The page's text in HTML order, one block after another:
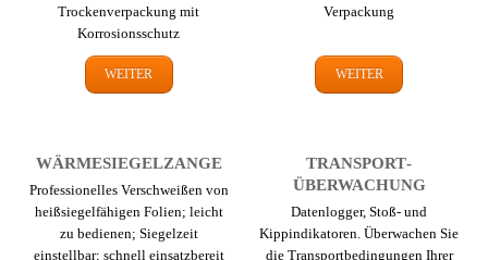
Trocken­verpackung mit
Korrosions­schutz
WEITER
Verpackung
WEITER
WÄRME­SIEGEL­ZANGE
Professionelles Verschweißen von
heißsiegelfähigen Folien; leicht
zu bedienen; Siegelzeit
einstellbar; schnell einsatzbereit
TRANSPORT­
ÜBERWACHUNG
Datenlogger, Stoß- und
Kippindikatoren. Überwachen Sie
die Transport­bedingungen Ihrer